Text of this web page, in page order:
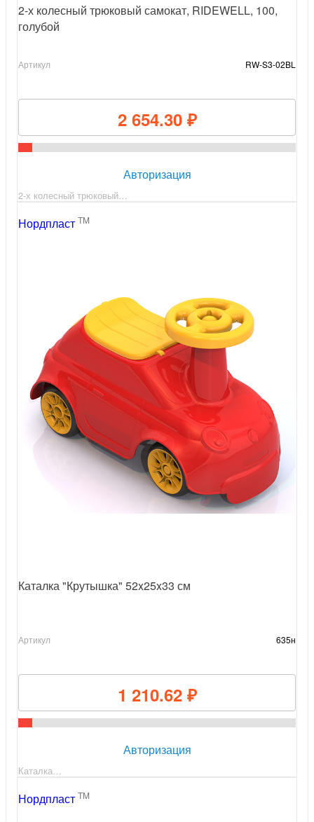
2-х колесный трюковый самокат, RIDEWELL, 100,
голубой
Артикул RW-S3-02BL
2 654.30 ₽
Авторизация
2-х колесный трюковый…
Нордпласт TM
Каталка "Крутышка" 52x25x33 см
Артикул 635н
1 210.62 ₽
Авторизация
Каталка…
Нордпласт TM